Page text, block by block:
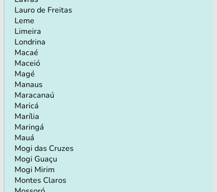
Lauro de Freitas
Leme
Limeira
Londrina
Macaé
Maceió
Magé
Manaus
Maracanaú
Maricá
Marília
Maringá
Mauá
Mogi das Cruzes
Mogi Guaçu
Mogi Mirim
Montes Claros